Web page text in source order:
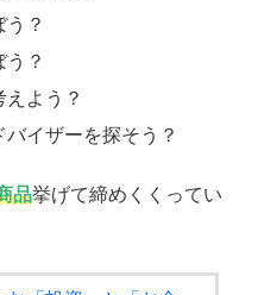
？
？
よう？
イザーを探そう？
品挙げて締めくくってい